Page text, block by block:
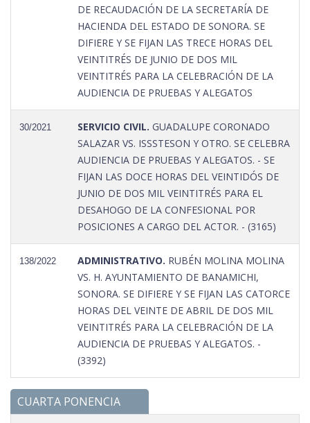
DE RECAUDACIÓN DE LA SECRETARÍA DE
HACIENDA DEL ESTADO DE SONORA. SE
DIFIERE Y SE FIJAN LAS TRECE HORAS DEL
VEINTITRÉS DE JUNIO DE DOS MIL
VEINTITRÉS PARA LA CELEBRACIÓN DE LA
AUDIENCIA DE PRUEBAS Y ALEGATOS
30/2021 SERVICIO CIVIL. GUADALUPE CORONADO
SALAZAR VS. ISSSTESON Y OTRO. SE CELEBRA
AUDIENCIA DE PRUEBAS Y ALEGATOS. - SE
FIJAN LAS DOCE HORAS DEL VEINTIDÓS DE
JUNIO DE DOS MIL VEINTITRÉS PARA EL
DESAHOGO DE LA CONFESIONAL POR
POSICIONES A CARGO DEL ACTOR. - (3165)
138/2022 ADMINISTRATIVO. RUBÉN MOLINA MOLINA
VS. H. AYUNTAMIENTO DE BANAMICHI,
SONORA. SE DIFIERE Y SE FIJAN LAS CATORCE
HORAS DEL VEINTE DE ABRIL DE DOS MIL
VEINTITRÉS PARA LA CELEBRACIÓN DE LA
AUDIENCIA DE PRUEBAS Y ALEGATOS. -
(3392)
CUARTA PONENCIA